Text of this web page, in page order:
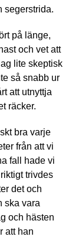
segerstrida.
på länge,
och vet att
lite skeptisk
så snabb ur
att utnyttja
räcker.
bra varje
från att vi
fall hade vi
trivdes
det och
ska vara
och hästen
att han